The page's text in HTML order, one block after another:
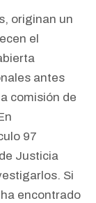
originan un
el
antes
comisión de
97
Justicia
Si
encontrado